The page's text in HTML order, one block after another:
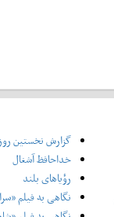
گزارش نخستین
خداحافظ آشغال
رؤیاهای بلند
نگاهی به فیلم